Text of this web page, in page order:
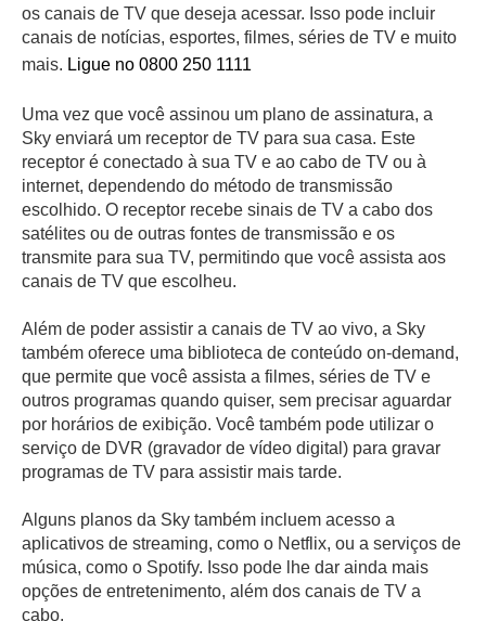
os canais de TV que deseja acessar. Isso pode incluir
canais de notícias, esportes, filmes, séries de TV e muito
mais. Ligue no 0800 250 1111
Uma vez que você assinou um plano de assinatura, a
Sky enviará um receptor de TV para sua casa. Este
receptor é conectado à sua TV e ao cabo de TV ou à
internet, dependendo do método de transmissão
escolhido. O receptor recebe sinais de TV a cabo dos
satélites ou de outras fontes de transmissão e os
transmite para sua TV, permitindo que você assista aos
canais de TV que escolheu.
Além de poder assistir a canais de TV ao vivo, a Sky
também oferece uma biblioteca de conteúdo on-demand,
que permite que você assista a filmes, séries de TV e
outros programas quando quiser, sem precisar aguardar
por horários de exibição. Você também pode utilizar o
serviço de DVR (gravador de vídeo digital) para gravar
programas de TV para assistir mais tarde.
Alguns planos da Sky também incluem acesso a
aplicativos de streaming, como o Netflix, ou a serviços de
música, como o Spotify. Isso pode lhe dar ainda mais
opções de entretenimento, além dos canais de TV a
cabo.